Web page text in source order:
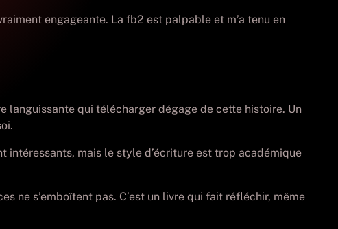
engageante. La fb2 est palpable et m’a tenu en
languissante qui télécharger dégage de cette histoire. Un
intéressants, mais le style d’écriture est trop académique
ne s’emboîtent pas. C’est un livre qui fait réfléchir, même